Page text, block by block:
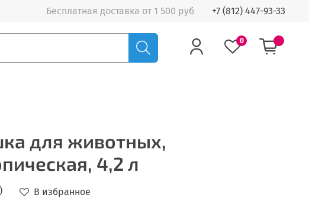
Бесплатная доставка от 1 500 руб +7 (812) 447-93-33
0
для животных,
4,2 л
В избранное